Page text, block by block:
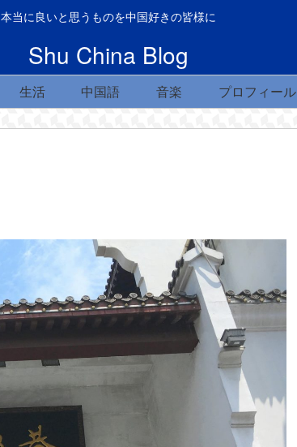
本当に良いと思うものを中国好きの皆様に
Shu China Blog
生活 中国語 音楽 プロフィール